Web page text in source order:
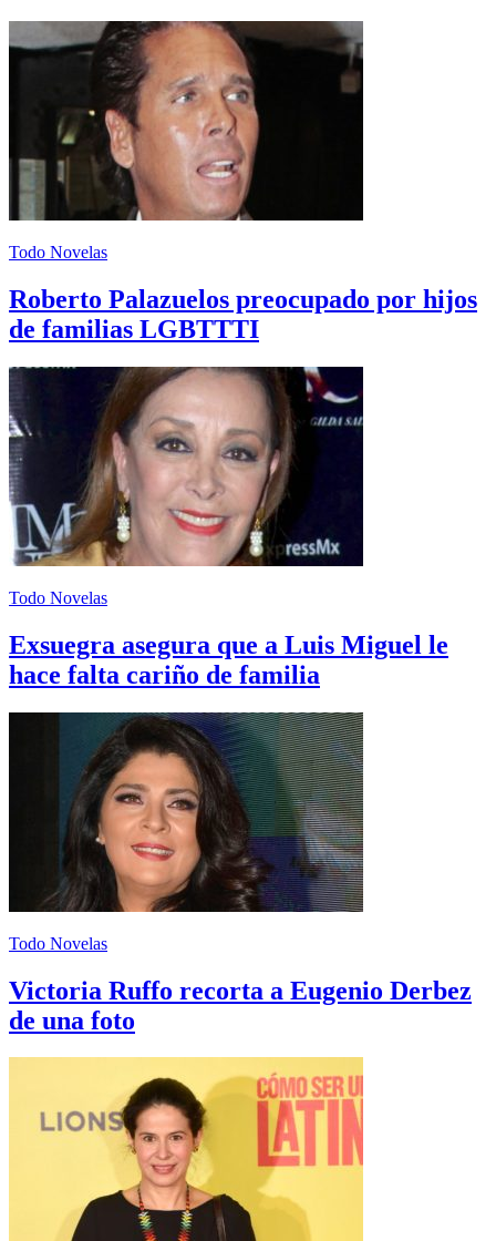
Todo Novelas
Roberto Palazuelos preocupado por hijos
de familias LGBTTTI
Todo Novelas
Exsuegra asegura que a Luis Miguel le
hace falta cariño de familia
Todo Novelas
Victoria Ruffo recorta a Eugenio Derbez
de una foto